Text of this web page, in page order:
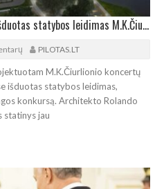
KAUNO KULTŪRINĖ AMBICIJA: Išduotas statybos leidimas M.K.Čiurlionio koncertų centrui
PILOTAS.LT
M.K.Čiurlionio koncertų
išduotas statybos leidimas,
konkursą. Architekto Rolando
statinys jau